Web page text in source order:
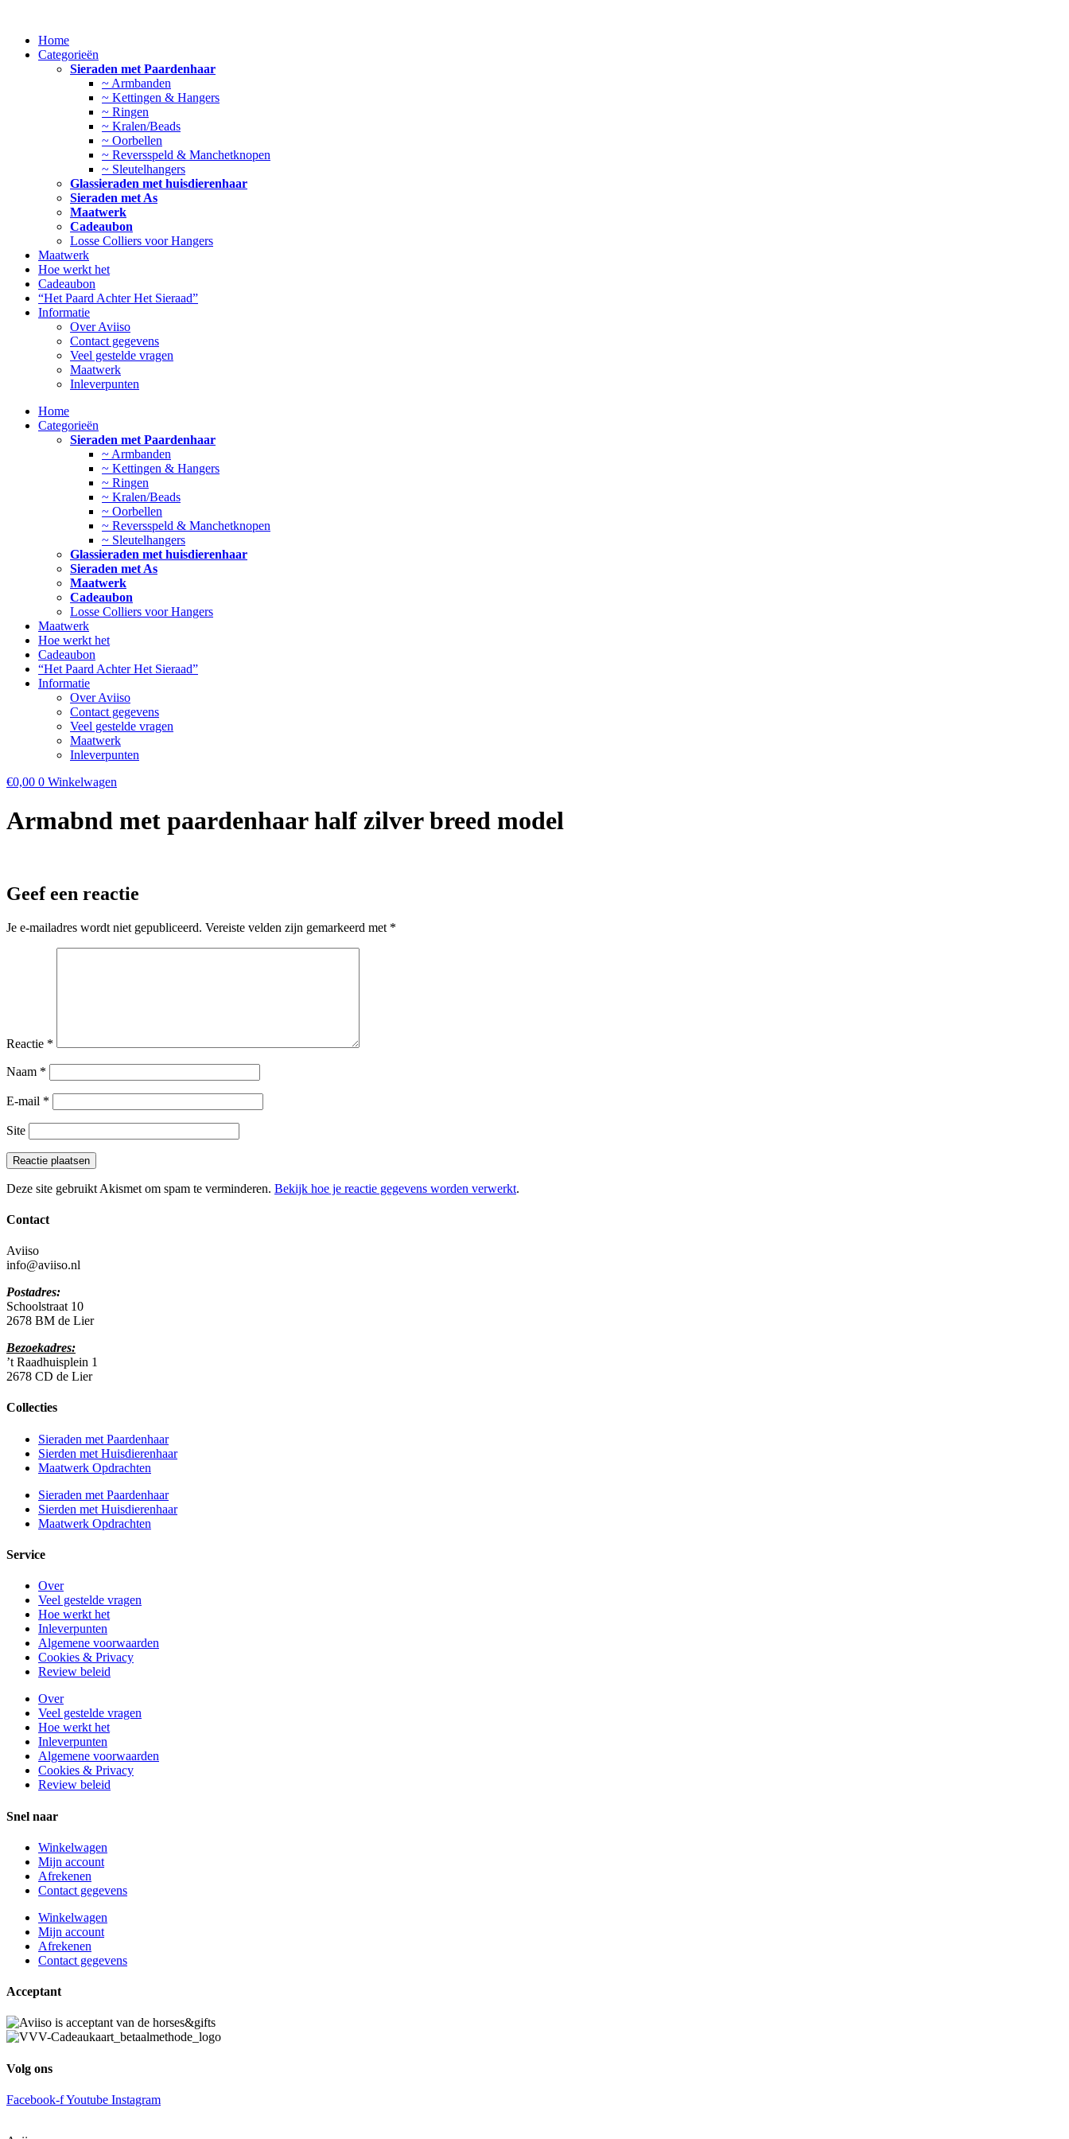
inhoud
Home
Categorieën
Sieraden met Paardenhaar
~ Armbanden
~ Kettingen & Hangers
~ Ringen
~ Kralen/Beads
~ Oorbellen
~ Reversspeld & Manchetknopen
~ Sleutelhangers
Glassieraden met huisdierenhaar
Sieraden met As
Maatwerk
Cadeaubon
Losse Colliers voor Hangers
Maatwerk
Hoe werkt het
Cadeaubon
“Het Paard Achter Het Sieraad”
Informatie
Over Aviiso
Contact gegevens
Veel gestelde vragen
Maatwerk
Inleverpunten
Home
Categorieën
Sieraden met Paardenhaar
~ Armbanden
~ Kettingen & Hangers
~ Ringen
~ Kralen/Beads
~ Oorbellen
~ Reversspeld & Manchetknopen
~ Sleutelhangers
Glassieraden met huisdierenhaar
Sieraden met As
Maatwerk
Cadeaubon
Losse Colliers voor Hangers
Maatwerk
Hoe werkt het
Cadeaubon
“Het Paard Achter Het Sieraad”
Informatie
Over Aviiso
Contact gegevens
Veel gestelde vragen
Maatwerk
Inleverpunten
€0,00 0 Winkelwagen
Armabnd met paardenhaar half zilver breed model
Geef een reactie
Je e-mailadres wordt niet gepubliceerd. Vereiste velden zijn gemarkeerd met *
Reactie *
Naam *
E-mail *
Site
Deze site gebruikt Akismet om spam te verminderen. Bekijk hoe je reactie gegevens worden verwerkt.
Contact
Aviiso
info@aviiso.nl
Postadres:
Schoolstraat 10
2678 BM de Lier
Bezoekadres:
’t Raadhuisplein 1
2678 CD de Lier
Collecties
Sieraden met Paardenhaar
Sierden met Huisdierenhaar
Maatwerk Opdrachten
Sieraden met Paardenhaar
Sierden met Huisdierenhaar
Maatwerk Opdrachten
Service
Over
Veel gestelde vragen
Hoe werkt het
Inleverpunten
Algemene voorwaarden
Cookies & Privacy
Review beleid
Over
Veel gestelde vragen
Hoe werkt het
Inleverpunten
Algemene voorwaarden
Cookies & Privacy
Review beleid
Snel naar
Winkelwagen
Mijn account
Afrekenen
Contact gegevens
Winkelwagen
Mijn account
Afrekenen
Contact gegevens
Acceptant
Volg ons
Facebook-fYoutube Instagram